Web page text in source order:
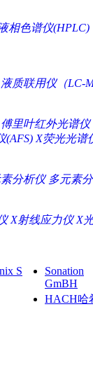
相色谱仪(HPLC)
液质联用仪（LC-
傅里叶红外光谱仪
(AFS) X荧光光谱
分析仪 多元素
X射线应力仪 X
S
Sonation
GmBH
HACH哈